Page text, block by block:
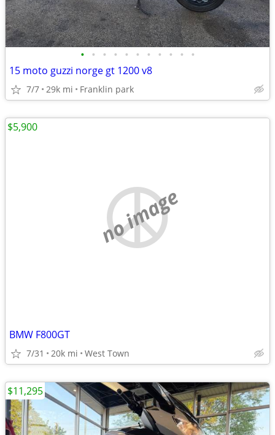
• • • • • • • • • • •
15 moto guzzi norge gt 1200 v8
7/7 29k mi Franklin park
no image
BMW F800GT
7/31 20k mi West Town
$5,900
$11,295